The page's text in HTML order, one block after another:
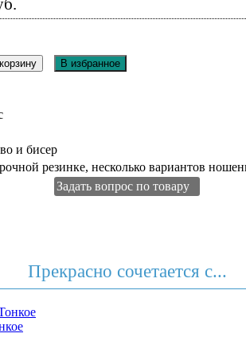
и бисер
резинке, несколько вариантов
Задать вопрос по товару
Прекрасно сочетается с...